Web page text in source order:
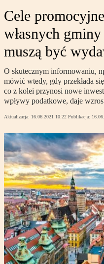
Cele
własnych
muszą być
O skutecznym informowaniu,
mówić wtedy, gdy przekłada
co z kolei przynosi nowe
wpływy podatkowe, daje
Aktualizacja: 16.06.2021 10:22 Publikacja: